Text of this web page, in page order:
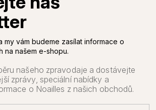
my vám budeme zasílat informace o
na našem e-shopu.